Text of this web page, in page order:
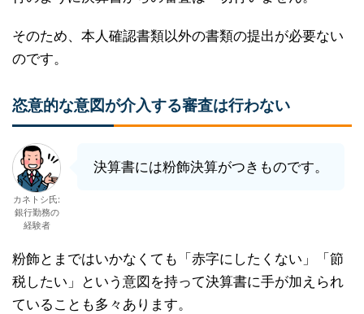
そのため、本人確認書類以外の書類の提出が必要ない
のです。
恣意的な意図が介入する審査は行わない
カネトシ氏:
銀行勤務の
経験者
決算書には粉飾決算がつきものです。
粉飾とまではいかなくても「赤字にしたくない」「節
税したい」という意図を持って決算書に手が加えられ
ていることも多々あります。